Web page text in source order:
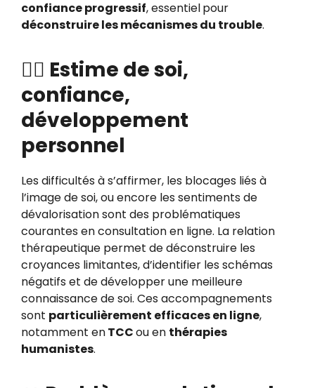
confiance progressif, essentielpour
déconstruire les mécanismes du trouble.
🧍‍♀️ Estime de soi,
confiance,
développement
personnel
Les difficultés à s’affirmer, les blocages liés à
l’image de soi, ou encore les sentiments de
dévalorisation sont des problématiques
courantes en consultation en ligne. La relation
thérapeutique permet de déconstruire les
croyances limitantes, d’identifier les schémas
négatifs et de développer une meilleure
connaissance de soi. Ces accompagnements
sont particulièrement efficaces en ligne,
notamment enTCCou en thérapies
humanistes.